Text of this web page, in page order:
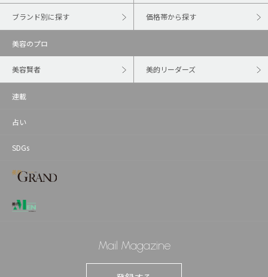
ブランド別に探す 価格帯から探す
美容のプロ
美容賢者 美的リーダーズ
連載
占い
SDGs
Mail Magazine